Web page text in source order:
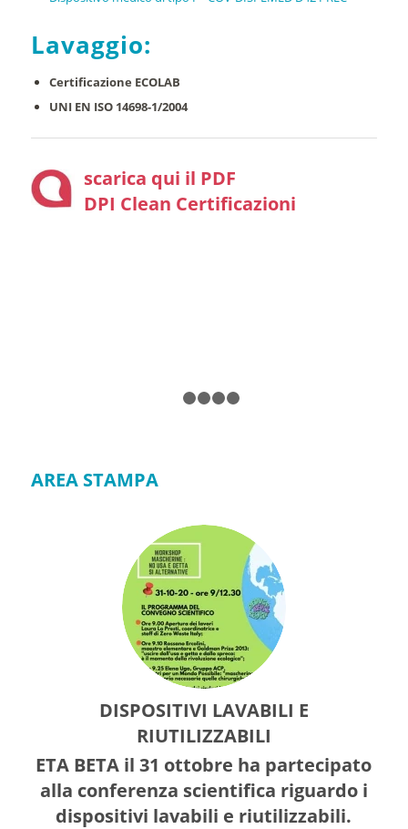
Lavaggio:
Certificazione ECOLAB
UNI EN ISO 14698-1/2004
scarica qui il PDF
DPI Clean Certificazioni
AREA STAMPA
DISPOSITIVI LAVABILI E
RIUTILIZZABILI
ETA BETA il 31 ottobre ha partecipato
alla conferenza scientifica riguardo i
dispositivi lavabili e riutilizzabili.